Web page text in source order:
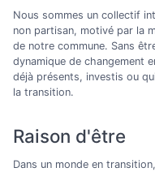
Nous sommes un collectif
non partisan, motivé par la
de notre commune. Sans
dynamique de changement
déjà présents, investis ou
la transition.
Raison d'être
Dans un monde en